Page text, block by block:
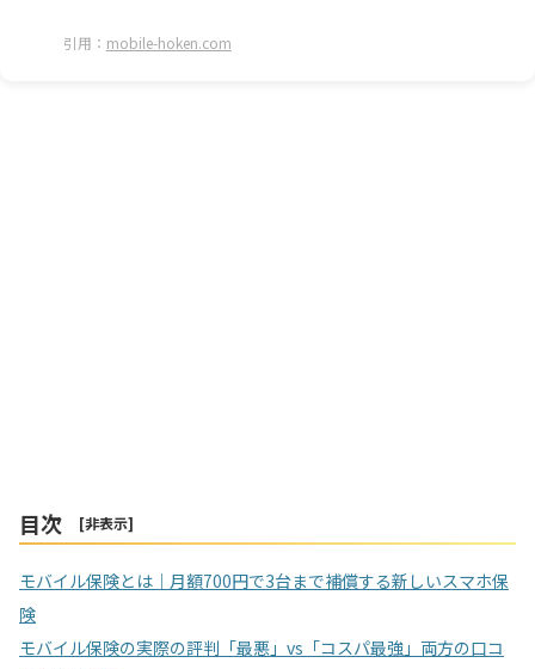
引用： mobile-hoken.com
目次 [非表示]
モバイル保険とは｜月額700円で3台まで補償する新しいスマホ保
険
モバイル保険の実際の評判「最悪」vs「コスパ最強」両方の口コ